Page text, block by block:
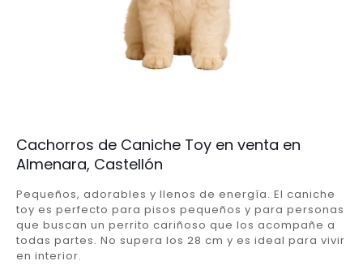
Cachorros de Caniche Toy en venta en
Almenara, Castellón
Pequeños, adorables y llenos de energía. El caniche
toy es perfecto para pisos pequeños y para personas
que buscan un perrito cariñoso que los acompañe a
todas partes. No supera los 28 cm y es ideal para vivir
en interior.